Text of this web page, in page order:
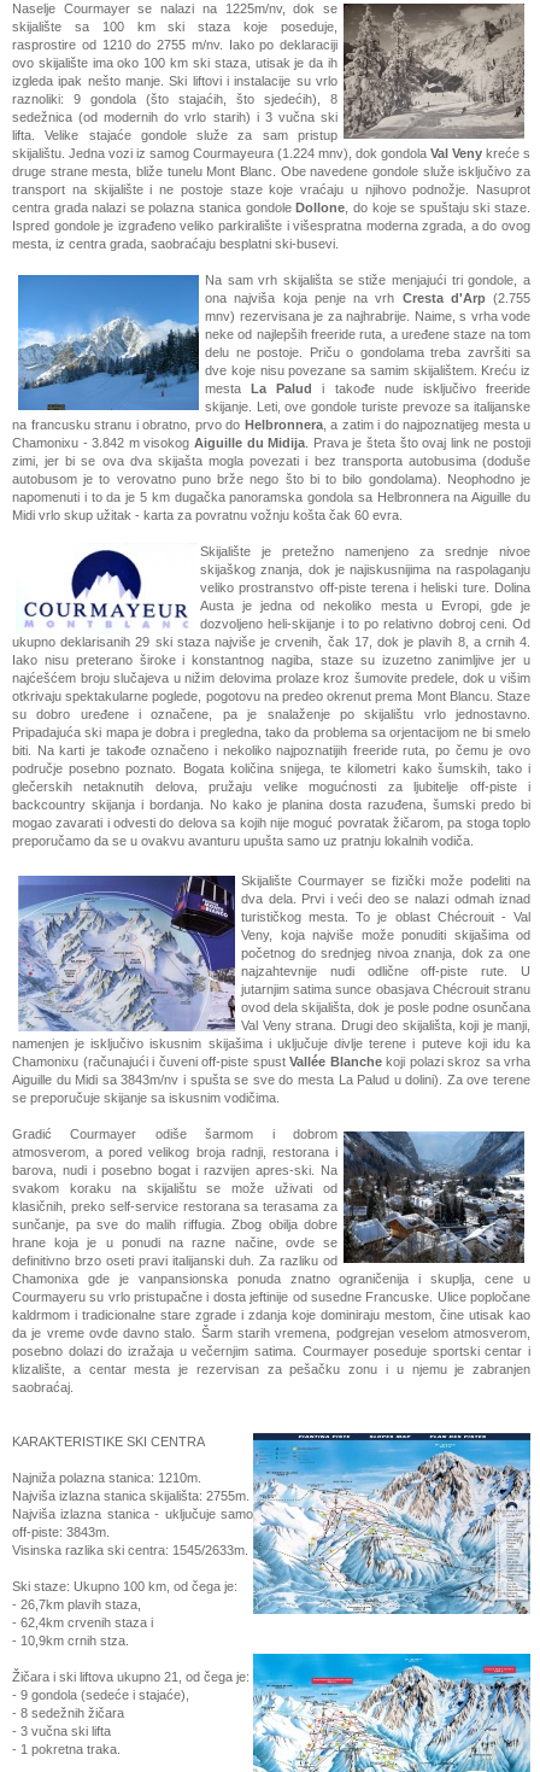
Naselje Courmayer se nalazi na 1225m/nv, dok se
skijalište sa 100 km ski staza koje poseduje,
rasprostire od 1210 do 2755 m/nv. Iako po deklaraciji
ovo skijalište ima oko 100 km ski staza, utisak je da ih
izgleda ipak nešto manje.Ski liftovi i instalacije su vrlo
raznoliki: 9 gondola (što stajaćih, što sjedećih), 8
sedežnica (od modernih do vrlo starih) i 3 vučna ski
lifta. Velike stajaće gondole služe za sam pristup
skijalištu. Jedna vozi iz samog Courmayeura (1.224 mnv), dok gondolaVal Veny kreće s
druge strane mesta, bliže tunelu Mont Blanc. Obe navedene gondole služe isključivo za
transport na skijalište i ne postoje staze koje vraćaju u njihovo podnožje. Nasuprot
centra grada nalazi se polazna stanica gondole Dollone , do koje se spuštaju ski staze.
Ispred gondole je izgrađeno veliko parkiralište i višespratna modernazgrada, a do ovog
mesta, iz centra grada, saobraćaju besplatni ski-busevi.
Na sam vrh skijališta se stiže menjajući tri gondole, a
ona najviša koja penje na vrh Cresta d'Arp(2.755
mnv) rezervisana je za najhrabrije. Naime, s vrha vode
neke od najlepših freeride ruta, a uređene staze na tom
delu ne postoje. Priču o gondolama treba završiti sa
dve koje nisu povezane sa samim skijalištem. Kreću iz
mestaLa Palud i takođe nude isključivo freeride
skijanje. Leti, ove gondole turiste prevoze sa italijanske
na francusku stranu i obratno, prvo do Helbronnera, a zatim i do najpoznatijeg mesta u
Chamonixu - 3.842 m visokogAiguille du Midija . Prava je šteta što ovaj link ne postoji
zimi, jer bi se ova dva skijašta mogla povezati i bez transporta autobusima (doduše
autobusom je to verovatno puno brže nego što bi to bilo gondolama). Neophodno je
napomenuti i to da je 5 km dugačka panoramska gondola sa Helbronnera na Aiguille du
Midi vrlo skup užitak - karta za povratnu vožnju košta čak 60 evra.
Skijalište je pretežno namenjeno za srednje nivoe
skijaškog znanja, dok je najiskusnijima na raspolaganju
veliko prostranstvo off-piste terena i heliski ture. Dolina
Austa je jedna od nekoliko mesta u Evropi, gde je
dozvoljeno heli-skijanje i to po relativno dobroj ceni. Od
ukupno deklarisanih 29 ski staza najviše je crvenih, čak 17, dok je plavih 8, a crnih 4.
Iako nisu preterano široke i konstantnog nagiba, staze su izuzetno zanimljive jer u
najćešćem broju slučajeva u nižim delovima prolaze kroz šumovite predele, dok u višim
otkrivaju spektakularne poglede, pogotovu na predeo okrenut prema Mont Blancu. Staze
su dobro uređene i označene, pa je snalaženje po skijalištu vrlo jednostavno.
Pripadajuća ski mapa je dobra i pregledna, tako da problema sa orjentacijom ne bi smelo
biti. Na karti je takođe označeno i nekoliko najpoznatijih freeride ruta, po čemu je ovo
područje posebno poznato. Bogata količina snijega, te kilometri kako šumskih, tako i
glečerskih netaknutih delova, pružaju velike mogućnosti za ljubitelje off-piste i
backcountry skijanja i bordanja. No kako je planina dosta razuđena, šumski predo bi
mogao zavarati i odvesti do delova sa kojih nije moguć povratak žičarom, pa stoga toplo
preporučamo da se u ovakvu avanturu upušta samo uz pratnju lokalnih vodiča.
Skijalište Courmayer se fizički može podeliti na
dva dela. Prvi i veći deo se nalazi odmah iznad
turističkog mesta. To je oblast Chécrouit - Val
Veny, koja najviše može ponuditi skijašima od
početnog do srednjeg nivoa znanja, dok za one
najzahtevnije nudi odlične off-piste rute. U
jutarnjim satima sunce obasjava Chécrouit stranu
ovod dela skijališta, dok je posle podne osunčana
Val Veny strana. Drugi deo skijališta, koji je manji,
namenjen je isključivo iskusnim skijašima i uključuje divlje terene i puteve koji idu ka
Chamonixu (računajući i čuveni off-piste spustVallée Blanchekoji polazi skroz sa vrha
Aiguille du Midi sa 3843m/nv i spušta se sve do mesta La Palud u dolini). Za ove terene
se preporučuje skijanje sa iskusnim vodičima.
Gradić Courmayer odiše šarmom i dobrom
atmosverom, a pored velikog broja radnji, restorana i
barova, nudi i posebno bogat i razvijen apres-ski. Na
svakom korakuna skijalištu se može uživati od
klasičnih, preko self-service restoranasa terasama za
sunčanje, pa sve do malih riffugia. Zbog obilja dobre
hrane koja je u ponudi na razne načine, ovde se
definitivno brzo oseti pravi italijanski duh. Za razliku od
Chamonixa gde je vanpansionska ponuda znatno ograničenija i skuplja, cene u
Courmayeru su vrlo pristupačne i dosta jeftinije od susedne Francuske. Ulice popločane
kaldrmom i tradicionalne stare zgrade i zdanja koje dominiraju mestom , čine utisak kao
da je vreme ovde davno stalo. Šarm starih vremena, podgrejan veselom atmosverom,
posebno dolazi do izražaja u večernjim satima. Courmayer poseduje sportski centar i
klizalište, a centar mesta je rezervisan za pešačku zonu i u njemu je zabranjen
saobraćaj.
KARAKTERISTIKE SKI CENTRA
Najniža polazna stanica: 1210m.
Najviša izlazna stanica skijališta: 2755m.
Najviša izlazna stanica - uključuje samo
off-piste: 3843m.
Visinska razlika ski centra: 1545/2633m.
Ski staze: Ukupno 100 km, od čega je:
- 26,7km plavih staza,
- 62,4km crvenih staza i
- 10,9km crnih stza.
Žičara i ski liftova ukupno 21, od čega je:
- 9 gondola (sedeće i stajaće),
- 8 sedežnih žičara
- 3 vučna ski lifta
- 1 pokretna traka.